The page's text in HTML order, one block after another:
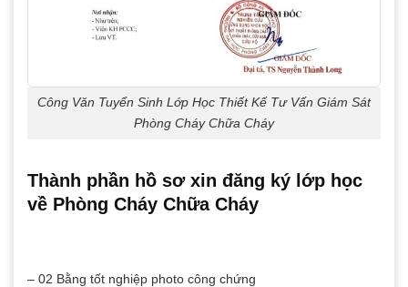
Công Văn Tuyển Sinh Lớp Học Thiết Kế Tư Vấn Giám Sát
Phòng Cháy Chữa Cháy
Thành phần hồ sơ xin đăng ký lớp học
về Phòng Cháy Chữa Cháy
– 02 Bằng tốt nghiệp photo công chứng